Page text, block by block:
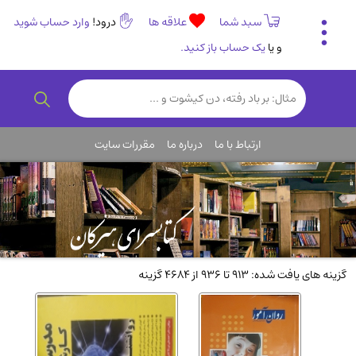
سبد شما علاقه ها درود! وارد حساب شوید
و یایک حساب باز کنید.
تاریخی و فرهنگی
(838)
رمان و داستان ایرانی(307)
روانشناسی(357)
انگلیسی و زبان خارجی(14)
کودکان و نوجوانان(76)
کتب نادر و کمیاب(19)
روانشناسی(112)
طب گیاهی و سنتی(45)
فلسفه و جامعه شناسی(151)
ادبیات و شعر(511)
ارتباط با ما درباره ما مقررات سایت
گزینه های یافت شده: 913 تا 936 از 4684 گزینه